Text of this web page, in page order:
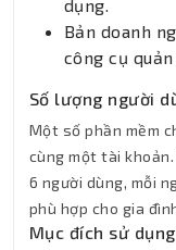
dụng.
Bản doanh
công cụ
Số lượng người
Một số phần mềm
cùng một tài
6 người dùng, mỗi
phù hợp cho gia
Mục đích sử dụng